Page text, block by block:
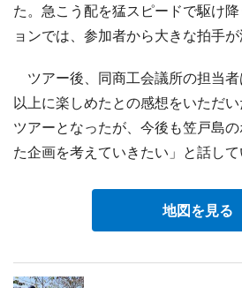
た。急こう配を猛スピードで駆け
ョンでは、参加者から大きな拍手が
ツアー後、同商工会議所の担当
以上に楽しめたとの感想をいただ
ツアーとなったが、今後も笠戸島
た企画を考えていきたい」と話して
地図を見る